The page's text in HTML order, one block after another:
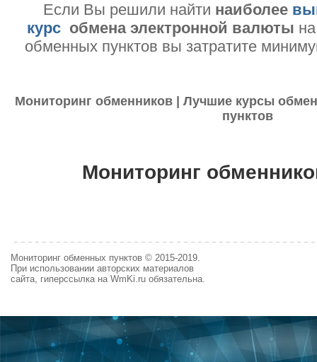
Если Вы решили найти наиболее
курс обмена электронной валюты
обменных пунктов вы затратите
Мониторинг обменников | Лучшие курсы
пунктов
Мониторинг
Мониторинг обменных пунктов © 2015-2019.
При использовании авторских материалов
сайта, гиперссылка на WmKi.ru обязательна.